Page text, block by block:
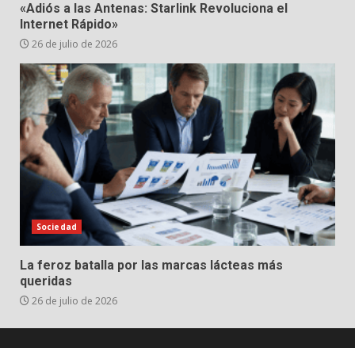
«Adiós a las Antenas: Starlink Revoluciona el
Internet Rápido»
26 de julio de 2026
Sociedad
La feroz batalla por las marcas lácteas más
queridas
26 de julio de 2026